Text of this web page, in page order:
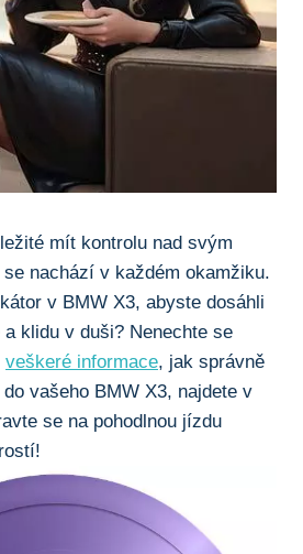
mít ⁤kontrolu nad svým
nachází v každém okamžiku.
v BMW X3, abyste dosáhli
klidu⁢ v⁢ duši? Nenechte se
veškeré informace, jak správně
vašeho BMW X3, najdete v
⁣se na pohodlnou jízdu